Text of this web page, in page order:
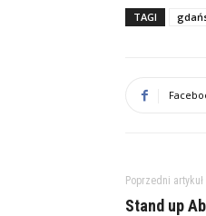
TAGI
Poprzedni artykuł
Stand up